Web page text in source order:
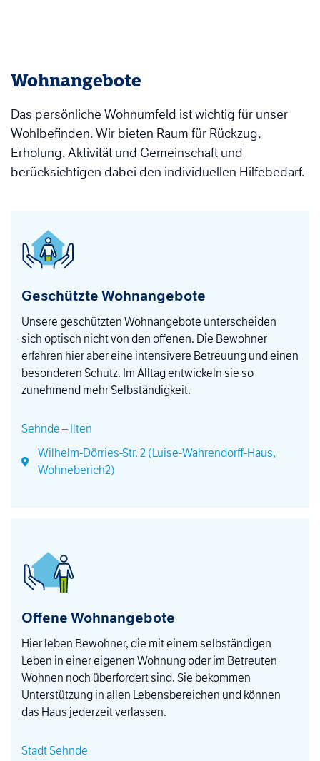
Wohnangebote
Das persönliche Wohnumfeld ist wichtig für unser
Wohlbefinden. Wir bieten Raum für Rückzug,
Erholung, Aktivität und Gemeinschaft und
berücksichtigen dabei den individuellen Hilfebedarf.
Geschützte Wohnangebote
Unsere geschützten Wohnangebote unterscheiden
sich optisch nicht von den offenen. Die Bewohner
erfahren hier aber eine intensivere Betreuung und einen
besonderen Schutz. Im Alltag entwickeln sie so
zunehmend mehr Selbständigkeit.
Sehnde – Ilten
Wilhelm-Dörries-Str. 2 (Luise-Wahrendorff-Haus,
Wohneberich2)
Offene Wohnangebote
Hier leben Bewohner, die mit einem selbständigen
Leben in einer eigenen Wohnung oder im Betreuten
Wohnen noch überfordert sind. Sie bekommen
Unterstützung in allen Lebensbereichen und können
das Haus jederzeit verlassen.
Stadt Sehnde